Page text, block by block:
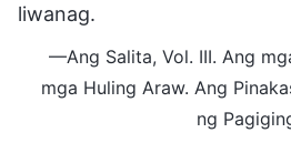
liwanag.
—Ang Salita, Vol. III. Ang
mga Huling Araw. Ang
ng